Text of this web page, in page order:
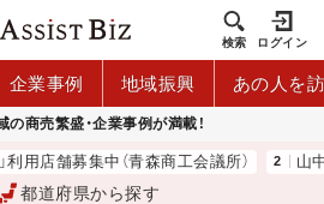
検索 ログイン
企業事例 地域振興 あの人を
商売繁盛・企業事例が満載！
舗募集中（青森商工会議所） 山中伸弥
都道府県から探す